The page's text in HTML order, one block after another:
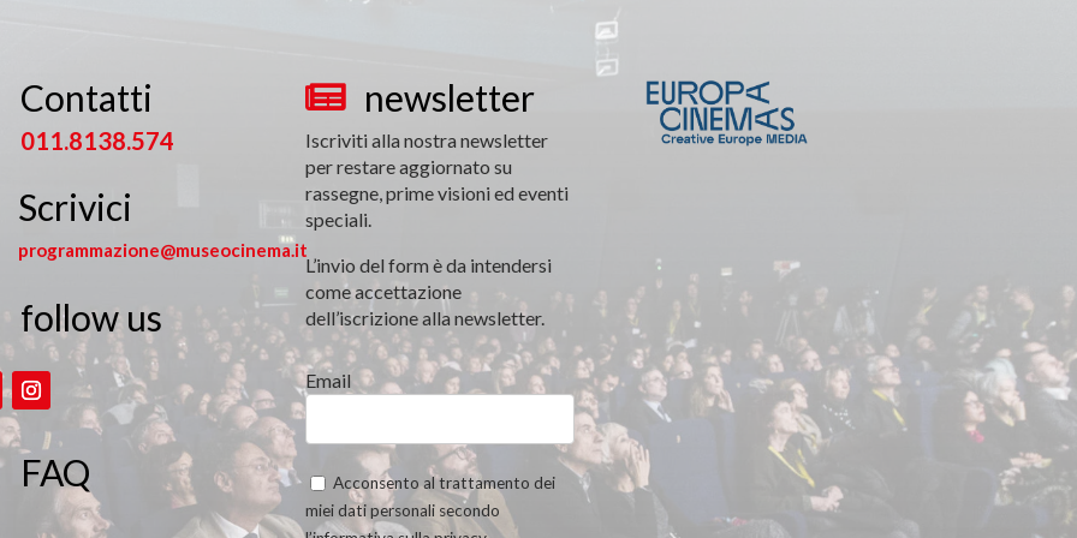
Contatti
011.8138.574
Scrivici
programmazione@museocinema.it
follow us
FAQ
 newsletter
Iscriviti alla nostra newsletter
per restare aggiornato su
rassegne, prime visioni ed eventi
speciali.
L’invio del form è da intendersi
come accettazione
dell’iscrizione alla newsletter.
Email
Acconsento al trattamento dei
miei dati personali secondo